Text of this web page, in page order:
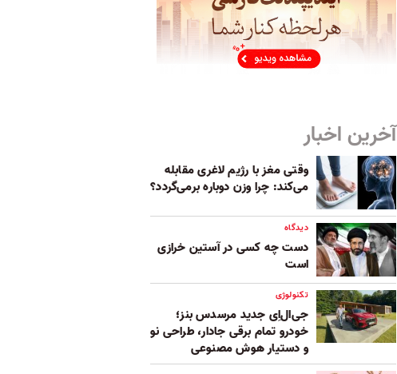
آخرین اخبار
وقتی مغز با رژیم لاغری مقابله
می‌کند: چرا وزن دوباره برمی‌گردد؟
دیدگاه
دست چه کسی در آستین خرازی
است
تکنولوژی
جی‌ال‌اِی جدید مرسدس بنز؛
خودرو تمام برقی جادار، طراحی نو
و دستیار هوش مصنوعی